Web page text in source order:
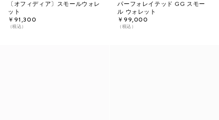
〔オフィディア〕スモールウォレ
ット
￥91,300
（税込）
パーフォレイテッド GG スモー
ル ウォレット
￥99,000
（税込）